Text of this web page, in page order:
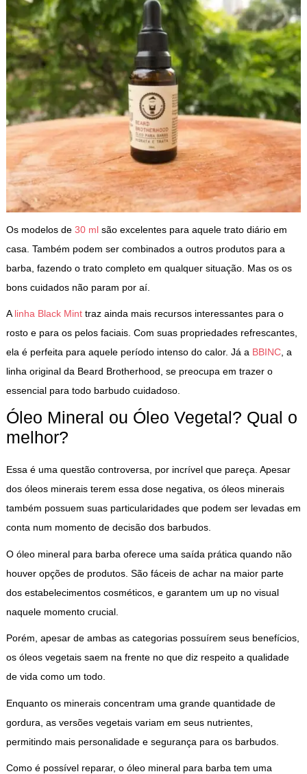
Os modelos de 30 mlsão excelentes para aquele trato diário em
casa. Também podem ser combinados a outros produtos para a
barba, fazendo o trato completo em qualquer situação. Mas os os
bons cuidados não param por aí.
Alinha Black Minttraz ainda mais recursos interessantes para o
rosto e para os pelos faciais. Com suas propriedades refrescantes,
ela é perfeita para aquele período intenso do calor. Já a BBINC, a
linha original da Beard Brotherhood, se preocupa em trazer o
essencial para todo barbudo cuidadoso.
Óleo Mineral ou Óleo Vegetal? Qual o
melhor?
Essa é uma questão controversa, por incrível que pareça. Apesar
dos óleos minerais terem essa dose negativa, os óleos minerais
também possuem suas particularidades que podem ser levadas em
conta num momento de decisão dos barbudos.
O óleo mineral para barba oferece uma saída prática quando não
houver opções de produtos. São fáceis de achar na maior parte
dos estabelecimentos cosméticos, e garantem um up no visual
naquele momento crucial.
Porém, apesar de ambas as categorias possuírem seus benefícios,
os óleos vegetais saem na frente no que diz respeito a qualidade
de vida como um todo.
Enquanto os minerais concentram uma grande quantidade de
gordura, as versões vegetais variam em seus nutrientes,
permitindo mais personalidade e segurança para os barbudos.
Como é possível reparar, o óleo mineral para barba tem uma